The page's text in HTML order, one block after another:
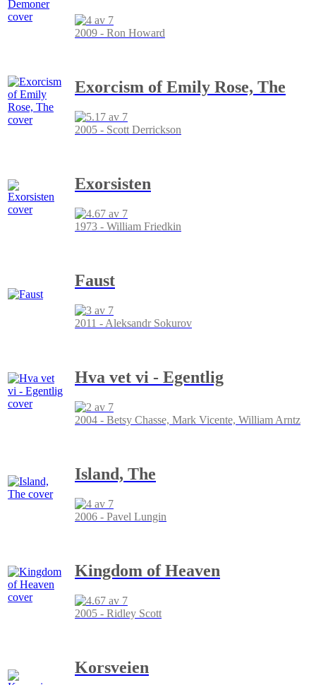
2009 - Ron Howard
Exorcism of Emily Rose, The
2005 - Scott Derrickson
Exorsisten
1973 - William Friedkin
Faust
2011 - Aleksandr Sokurov
Hva vet vi - Egentlig
2004 - Betsy Chasse, Mark Vicente, William Arntz
Island, The
2006 - Pavel Lungin
Kingdom of Heaven
2005 - Ridley Scott
Korsveien